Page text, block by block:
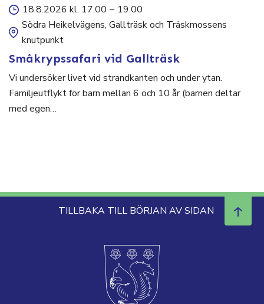
18.8.2026 kl. 17.00 – 19.00
Södra Heikelvägens, Gallträsk och Träskmossens
knutpunkt
Småkrypssafari vid Gallträsk
Vi undersöker livet vid strandkanten och under ytan.
Familjeutflykt för barn mellan 6 och 10 år (barnen deltar
med egen…
TILLBAKA TILL BÖRJAN AV SIDAN